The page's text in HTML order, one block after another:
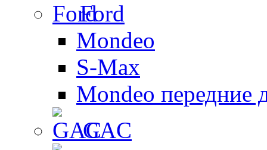
Ford
Mondeo
S-Max
Mondeo передние
GAC